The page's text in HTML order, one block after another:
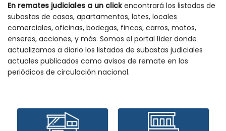
En remates judiciales a un clickencontrará los listados de
subastas de casas, apartamentos, lotes, locales
comerciales, oficinas, bodegas, fincas, carros, motos,
enseres, acciones, y más. Somos el portal líder donde
actualizamos a diario los listados de subastas judiciales
actuales publicados como avisos de remate en los
periódicos de circulación nacional.